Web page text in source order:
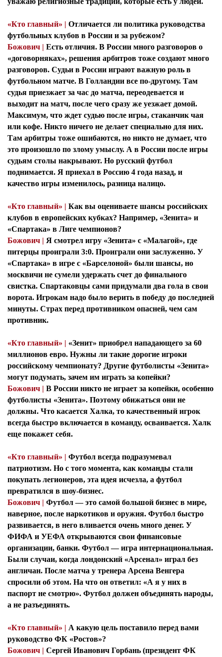
«Кто главный» | Отличается ли политика руководства
футбольных клубов в России и за рубежом?
Божович | Есть отличия. В России много разговоров о
«договорняках», решения арбитров тоже создают много
разговоров. Судьи в России играют важную роль в
футбольном матче. В Голландии все по-другому. Там
судья приезжает за час до матча, переодевается и
выходит на матч, после чего сразу же уезжает домой.
Максимум, что ждет судью после игры, стаканчик чая
или кофе. Никто ничего не делает специально для них.
Там арбитры тоже ошибаются, но никто не думает, что
это произошло по злому умыслу. А в России после игры
судьям столы накрывают. Но русский футбол
поднимается. Я приехал в Россию 4 года назад, и
качество игры изменилось, разница налицо.
«Кто главный» | Как вы оцениваете шансы российских
клубов в европейских кубках? Например, «Зенита» и
«Спартака» в Лиге чемпионов?
Божович | Я смотрел игру «Зенита» с «Малагой», где
питерцы проиграли 3:0. Проиграли они заслуженно. У
«Спартака» в игре с «Барселоной» были шансы, но
москвичи не сумели удержать счет до финального
свистка. Спартаковцы сами придумали два гола в свои
ворота. Игрокам надо было верить в победу до последней
минуты. Страх перед противником опасней, чем сам
противник.
«Кто главный» | «Зенит» приобрел нападающего за 60
миллионов евро. Нужны ли такие дорогие игроки
российскому чемпионату? Другие футболисты «Зенита»
могут подумать, зачем им играть за копейки?
Божович | В России никто не играет за копейки, особенно
футболисты «Зенита». Поэтому обижаться они не
должны. Что касается Халка, то качественный игрок
всегда быстро включается в команду, осваивается. Халк
еще покажет себя.
«Кто главный» | Футбол всегда подразумевал
патриотизм. Но с того момента, как команды стали
покупать легионеров, эта идея исчезла, а футбол
превратился в шоу-бизнес.
Божович | Футбол — это самой большой бизнес в мире,
наверное, после наркотиков и оружия. Футбол быстро
развивается, в него вливается очень много денег. У
ФИФА и УЕФА открываются свои финансовые
организации, банки. Футбол — игра интернациональная.
Были случаи, когда лондонский «Арсенал» играл без
англичан. После матча у тренера Арсена Венгера
спросили об этом. На что он ответил: «А я у них в
паспорт не смотрю». Футбол должен объединять народы,
а не разъединять.
«Кто главный» | А какую цель поставило перед вами
руководство ФК «Ростов»?
Божович | Сергей Иванович Горбань (президент ФК